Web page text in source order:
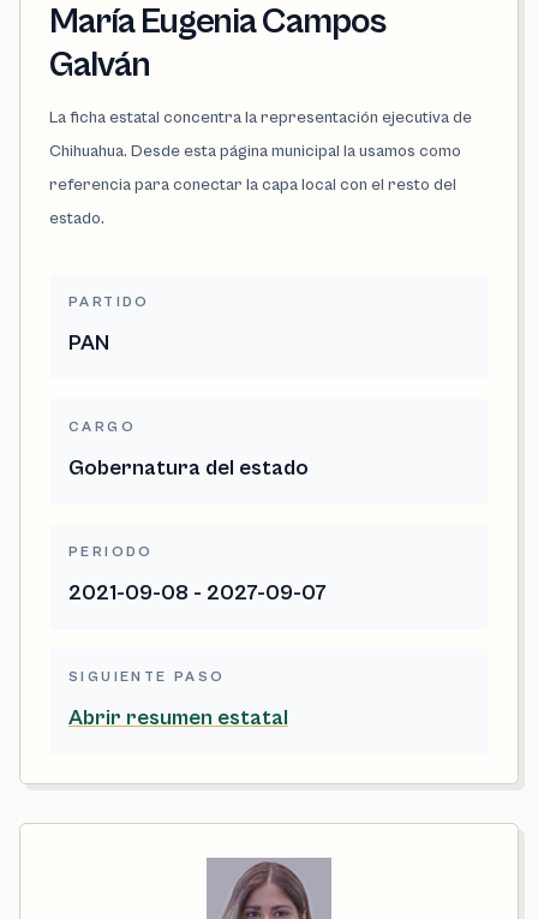
María Eugenia Campos
Galván
La ficha estatal concentra la representación ejecutiva de
Chihuahua. Desde esta página municipal la usamos como
referencia para conectar la capa local con el resto del
estado.
PARTIDO
PAN
CARGO
Gobernatura del estado
PERIODO
2021-09-08 - 2027-09-07
SIGUIENTE PASO
Abrir resumen estatal